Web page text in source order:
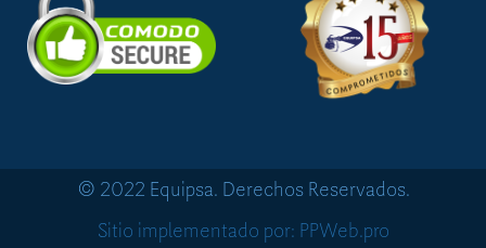
© 2022 Equipsa. Derechos Reservados.
Sitio implementado por: PPWeb.pro